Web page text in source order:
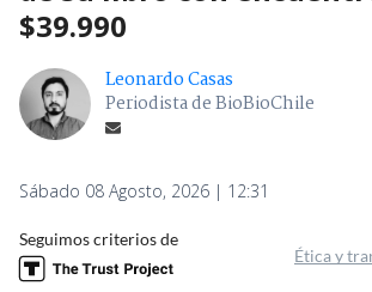
$39.990
Leonardo Casas
Periodista de BioBioChile
Sábado 08 Agosto, 2026 | 12:31
Seguimos criterios de
Ética y